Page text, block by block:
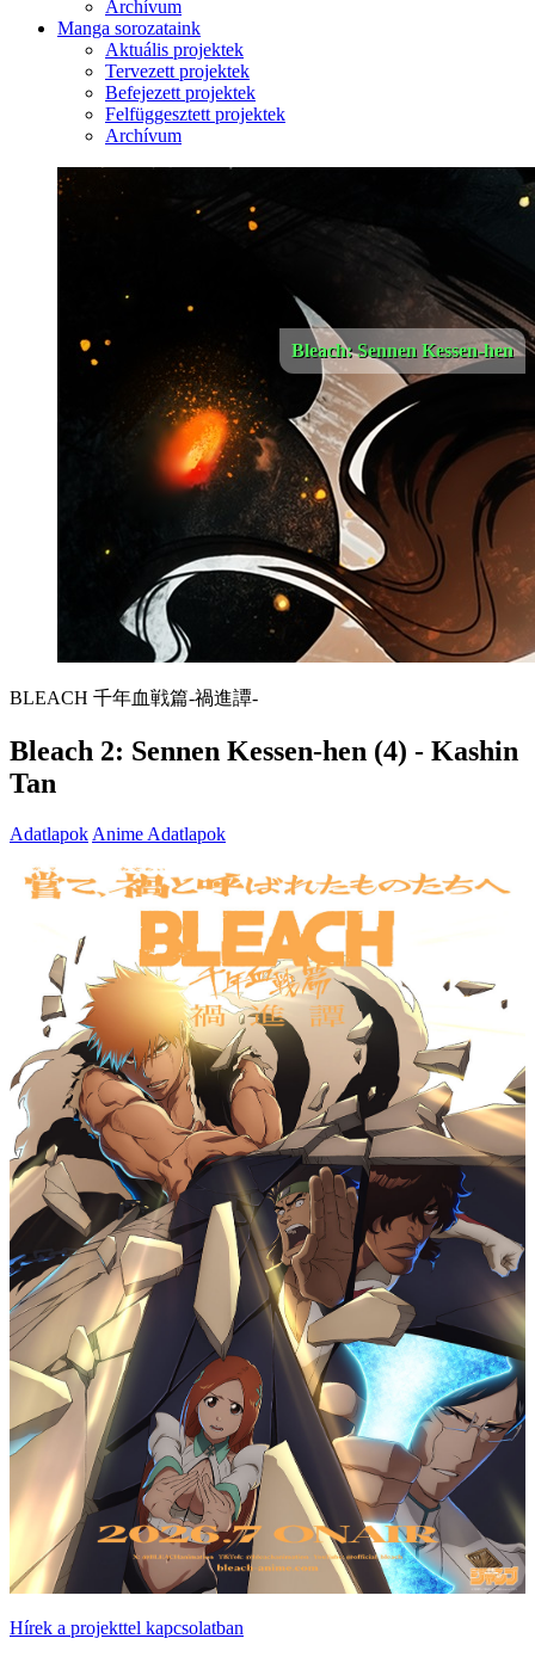
Archívum
Manga sorozataink
Aktuális projektek
Tervezett projektek
Befejezett projektek
Felfüggesztett projektek
Archívum
Bleach: Sennen Kessen-hen
BLEACH 千年血戦篇-禍進譚-
Bleach 2: Sennen Kessen-hen (4) - Kashin
Tan
Adatlapok Anime Adatlapok
Hírek a projekttel kapcsolatban